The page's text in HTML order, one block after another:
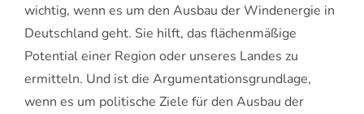
wichtig, wenn es um den Ausbau der Windenergie in
Deutschland geht. Sie hilft, das flächenmäßige
Potential einer Region oder unseres Landes zu
ermitteln. Und ist die Argumentationsgrundlage,
wenn es um politische Ziele für den Ausbau der